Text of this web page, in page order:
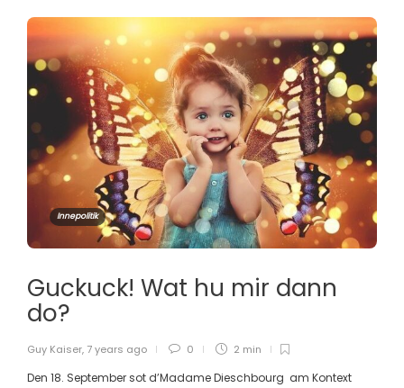
Innepolitik
Guckuck! Wat hu mir dann
do?
Guy Kaiser, 7 years ago 0 2 min
Den 18. September sot d’Madame Dieschbourg am Kontext